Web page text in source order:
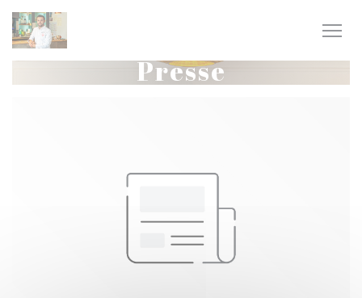
Personnalisation de vos choix en matière de cookies
Presse